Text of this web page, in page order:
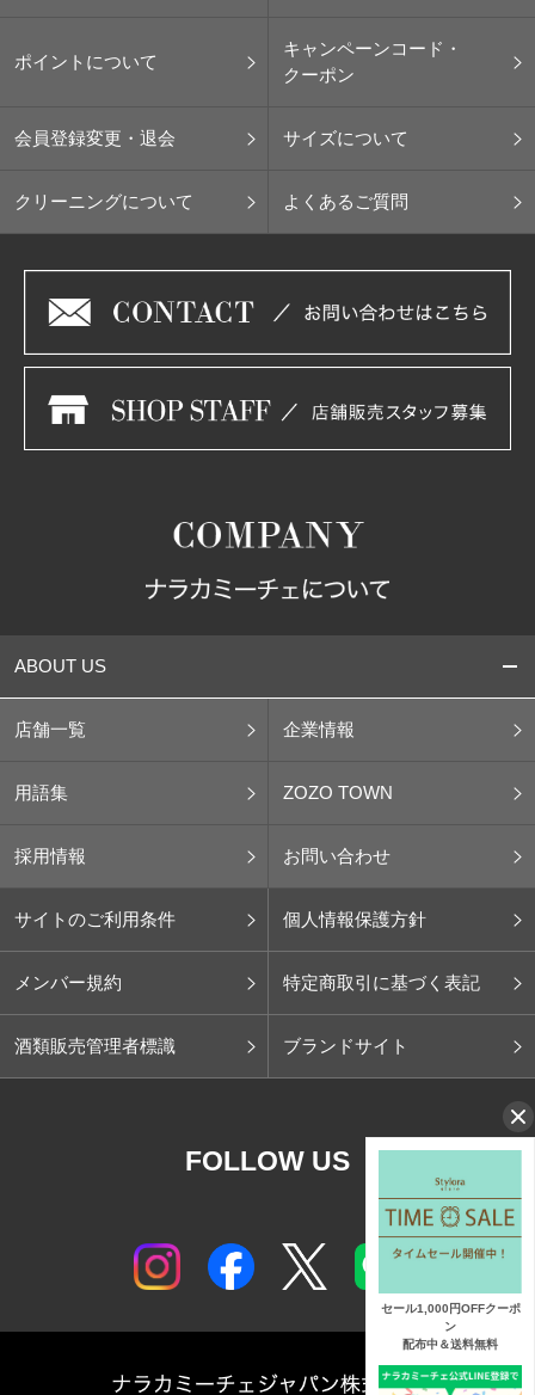
ポイントについて
キャンペーンコード・
クーポン
会員登録変更・退会 サイズについて
クリーニングについて よくあるご質問
ABOUT US
店舗一覧 企業情報
用語集 ZOZO TOWN
採用情報 お問い合わせ
サイトのご利用条件 個人情報保護方針
メンバー規約 特定商取引に基づく表記
酒類販売管理者標識 ブランドサイト
FOLLOW US
セール1,000円OFFクーポ
ン
配布中＆送料無料